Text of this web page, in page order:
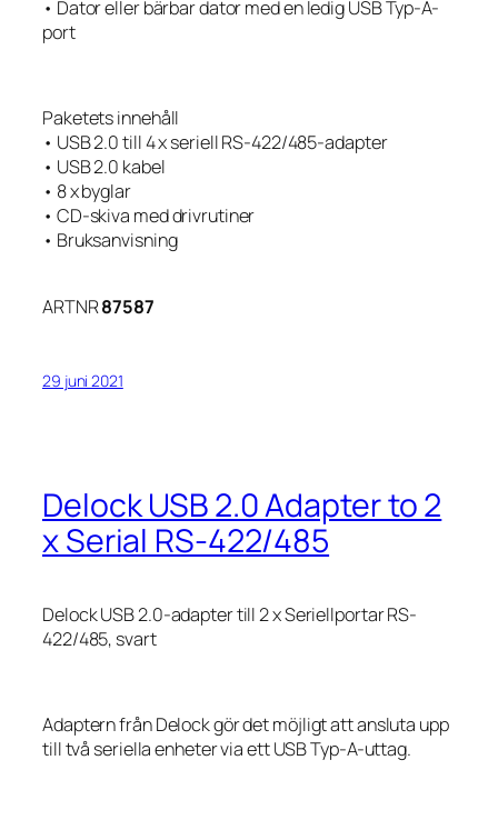
• Dator eller bärbar dator med en ledig USB Typ-A-
port
Paketets innehåll
• USB 2.0 till 4 x seriell RS-422/485-adapter
• USB 2.0 kabel
• 8 x byglar
• CD-skiva med drivrutiner
• Bruksanvisning
ARTNR87587
29 juni 2021
Delock USB 2.0 Adapter to 2
x Serial RS-422/485
Delock USB 2.0-adapter till 2 x Seriellportar RS-
422/485, svart
Adaptern från Delock gör det möjligt att ansluta upp
till två seriella enheter via ett USB Typ-A-uttag.